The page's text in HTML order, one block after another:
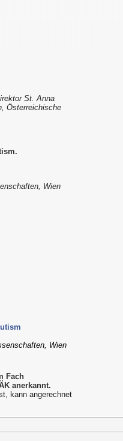
St. Anna
Österreichische
Wien
Wien
Fach
anerkannt.
kann angerechnet